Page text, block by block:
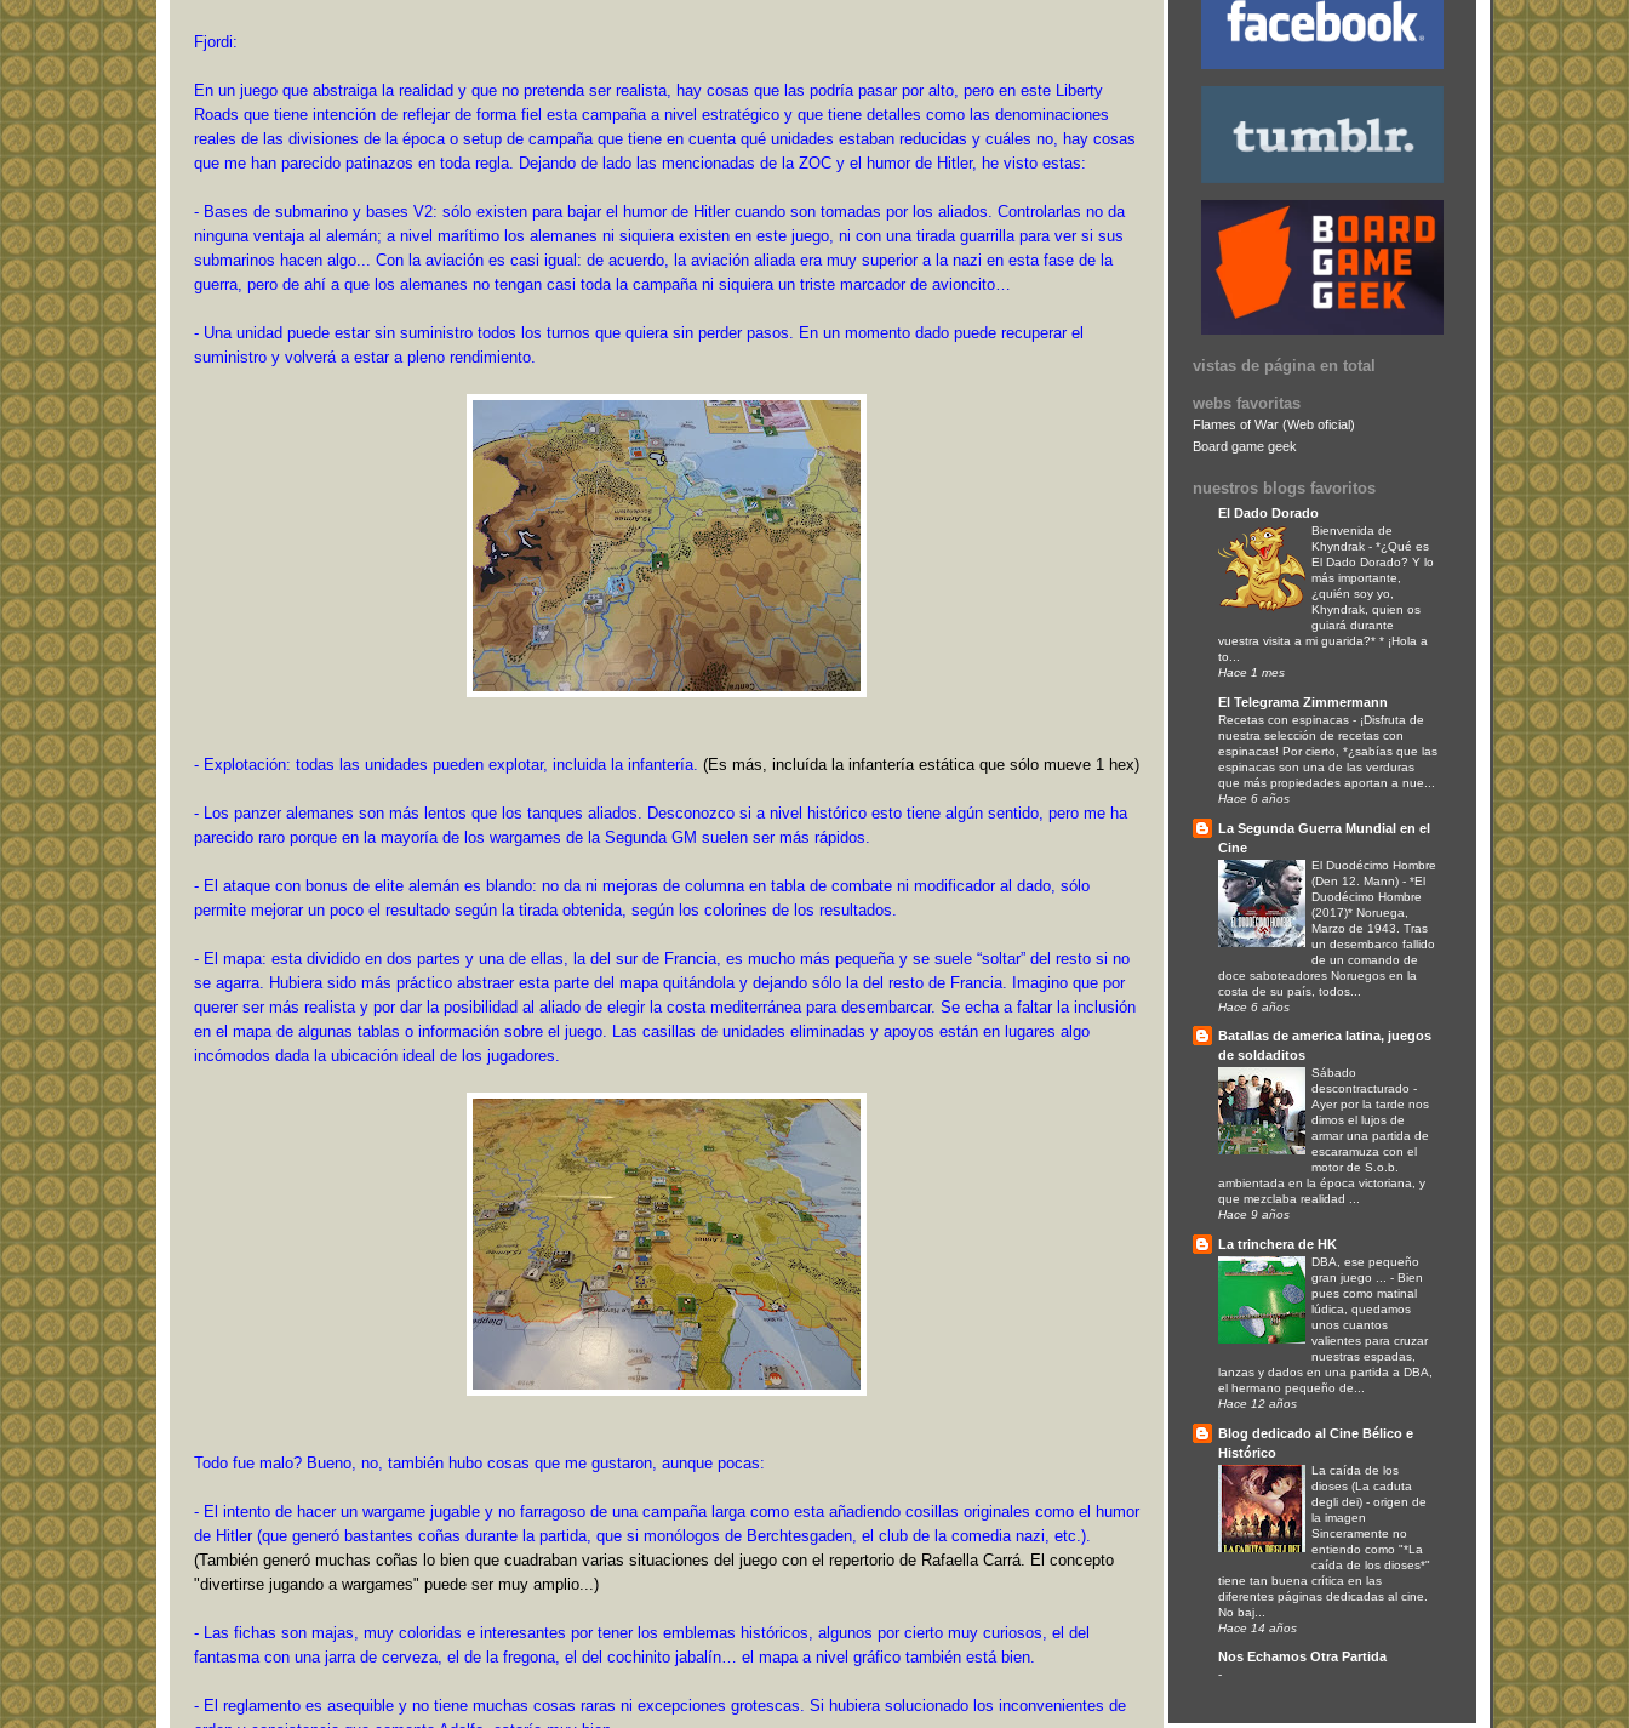
Fjordi:
En un juego que abstraiga la realidad y que no pretenda ser realista, hay cosas que las podría pasar por alto, pero en este Liberty
Roads que tiene intención de reflejar de forma fiel esta campaña a nivel estratégico y que tiene detalles como las denominaciones
reales de las divisiones de la época o setup de campaña que tiene en cuenta qué unidades estaban reducidas y cuáles no, hay cosas
que me han parecido patinazos en toda regla. Dejando de lado las mencionadas de la ZOC y el humor de Hitler, he visto estas:
- Bases de submarino y bases V2: sólo existen para bajar el humor de Hitler cuando son tomadas por los aliados. Controlarlas no da
ninguna ventaja al alemán; a nivel marítimo los alemanes ni siquiera existen en este juego, ni con una tirada guarrilla para ver si sus
submarinos hacen algo... Con la aviación es casi igual: de acuerdo, la aviación aliada era muy superior a la nazi en esta fase de la
guerra, pero de ahí a que los alemanes no tengan casi toda la campaña ni siquiera un triste marcador de avioncito…
- Una unidad puede estar sin suministro todos los turnos que quiera sin perder pasos. En un momento dado puede recuperar el
suministro y volverá a estar a pleno rendimiento.
- Explotación: todas las unidades pueden explotar, incluida la infantería. (Es más, incluída la infantería estática que sólo mueve 1 hex)
- Los panzer alemanes son más lentos que los tanques aliados. Desconozco si a nivel histórico esto tiene algún sentido, pero me ha
parecido raro porque en la mayoría de los wargames de la Segunda GM suelen ser más rápidos.
- El ataque con bonus de elite alemán es blando: no da ni mejoras de columna en tabla de combate ni modificador al dado, sólo
permite mejorar un poco el resultado según la tirada obtenida, según los colorines de los resultados.
- El mapa: esta dividido en dos partes y una de ellas, la del sur de Francia, es mucho más pequeña y se suele “soltar” del resto si no
se agarra. Hubiera sido más práctico abstraer esta parte del mapa quitándola y dejando sólo la del resto de Francia. Imagino que por
querer ser más realista y por dar la posibilidad al aliado de elegir la costa mediterránea para desembarcar. Se echa a faltar la inclusión
en el mapa de algunas tablas o información sobre el juego. Las casillas de unidades eliminadas y apoyos están en lugares algo
incómodos dada la ubicación ideal de los jugadores.
Todo fue malo? Bueno, no, también hubo cosas que me gustaron, aunque pocas:
- El intento de hacer un wargame jugable y no farragoso de una campaña larga como esta añadiendo cosillas originales como el humor
de Hitler (que generó bastantes coñas durante la partida, que si monólogos de Berchtesgaden, el club de la comedia nazi, etc.).
(También generó muchas coñas lo bien que cuadraban varias situaciones del juego con el repertorio de Rafaella Carrá. El concepto
"divertirse jugando a wargames" puede ser muy amplio...)
- Las fichas son majas, muy coloridas e interesantes por tener los emblemas históricos, algunos por cierto muy curiosos, el del
fantasma con una jarra de cerveza, el de la fregona, el del cochinito jabalín… el mapa a nivel gráfico también está bien.
- El reglamento es asequible y no tiene muchas cosas raras ni excepciones grotescas. Si hubiera solucionado los inconvenientes de
vistas de página en total
webs favoritas
Flames of War (Web oficial)
Board game geek
nuestros blogs favoritos
El Dado Dorado
Bienvenida de
Khyndrak - *¿Qué es
El Dado Dorado? Y lo
más importante,
¿quién soy yo,
Khyndrak, quien os
guiará durante
vuestra visita a mi guarida?* * ¡Hola a
to...
Hace 1 mes
El Telegrama Zimmermann
Recetas con espinacas - ¡Disfruta de
nuestra selección de recetas con
espinacas! Por cierto, *¿sabías que las
espinacas son una de las verduras
que más propiedades aportan a nue...
Hace 6 años
La Segunda Guerra Mundial en el
Cine
El Duodécimo Hombre
(Den 12. Mann) - *El
Duodécimo Hombre
(2017)* Noruega,
Marzo de 1943. Tras
un desembarco fallido
de un comando de
doce saboteadores Noruegos en la
costa de su país, todos...
Hace 6 años
Batallas de america latina, juegos
de soldaditos
Sábado
descontracturado -
Ayer por la tarde nos
dimos el lujos de
armar una partida de
escaramuza con el
motor de S.o.b.
ambientada en la época victoriana, y
que mezclaba realidad ...
Hace 9 años
La trinchera de HK
DBA, ese pequeño
gran juego ... - Bien
pues como matinal
lúdica, quedamos
unos cuantos
valientes para cruzar
nuestras espadas,
lanzas y dados en una partida a DBA,
el hermano pequeño de...
Hace 12 años
Blog dedicado al Cine Bélico e
Histórico
La caída de los
dioses (La caduta
degli dei) - origen de
la imagen
Sinceramente no
entiendo como "*La
caída de los dioses*"
tiene tan buena crítica en las
diferentes páginas dedicadas al cine.
No baj...
Hace 14 años
Nos Echamos Otra Partida
-